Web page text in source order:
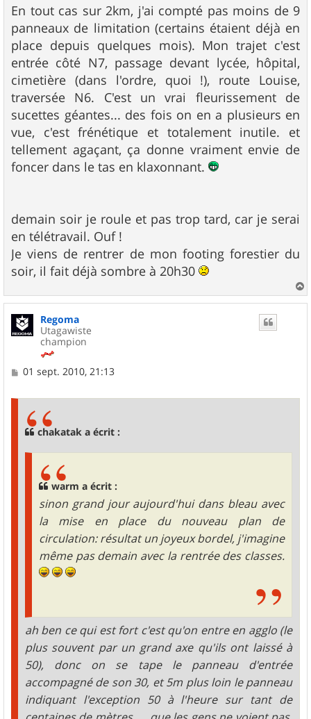
En tout cas sur 2km, j'ai compté pas moins de 9
panneaux de limitation (certains étaient déjà en
place depuis quelques mois). Mon trajet c'est
entrée côté N7, passage devant lycée, hôpital,
cimetière (dans l'ordre, quoi !), route Louise,
traversée N6. C'est un vrai fleurissement de
sucettes géantes... des fois on en a plusieurs en
vue, c'est frénétique et totalement inutile. et
tellement agaçant, ça donne vraiment envie de
foncer dans le tas en klaxonnant.
demain soir je roule et pas trop tard, car je serai
en télétravail. Ouf !
Je viens de rentrer de mon footing forestier du
soir, il fait déjà sombre à 20h30
a
Regoma
Utagawiste
champion
M
01 sept. 2010, 21:13
chakatak a écrit :
warm a écrit :
sinon grand jour aujourd'hui dans bleau avec
la mise en place du nouveau plan de
circulation: résultat un joyeux bordel, j'imagine
même pas demain avec la rentrée des classes.
ah ben ce qui est fort c'est qu'on entre en agglo (le
plus souvent par un grand axe qu'ils ont laissé à
50), donc on se tape le panneau d'entrée
accompagné de son 30, et 5m plus loin le panneau
indiquant l'exception 50 à l'heure sur tant de